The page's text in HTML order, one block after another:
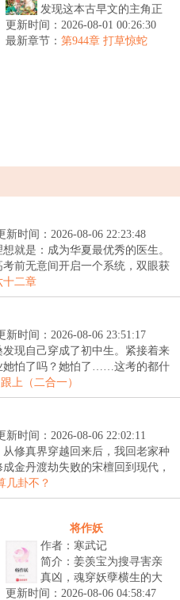
发现这本古早文的主角正
是原身大伯。他们是扒着
大伯喝血，早早被分家，
更新时间：2026-08-01 00:26:30
最新章节： 第944章 打草惊蛇
新时间：2026-08-06 22:23:48
就是：成为华夏最优秀的医生。
前无意间开启一个系统，双眼获
十二章
新时间：2026-08-06 23:51:17
现自己穿成了初中生。紧接着来
她怕了吗？她怕了……这考的都什
上（二合一）
新时间：2026-08-06 22:02:11
修真界穿越回来后，我回老家种
金丹渡劫失败的宋檀回到现代，
几卦不？
将作妖
作者：寒武记
简介：姜羡宝为搜寻害亲
真凶，魂穿妖孽横生的大
景朝。谁料这里破案，不
更新时间：2026-08-06 04:58:47